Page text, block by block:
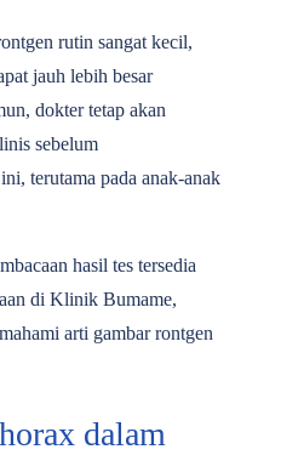
rutin sangat kecil,
jauh lebih besar
dokter tetap akan
sebelum
terutama pada anak-anak
hasil tes tersedia
di Klinik Bumame,
arti gambar rontgen
dalam